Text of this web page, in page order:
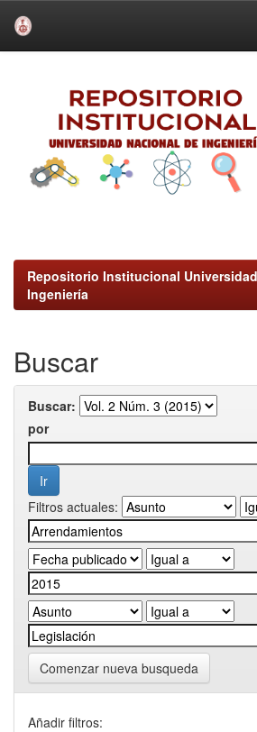
Repositorio Institucional
Ingeniería
Buscar
Buscar:
por
Filtros actuales:
Comenzar nueva busqueda
Añadir filtros: